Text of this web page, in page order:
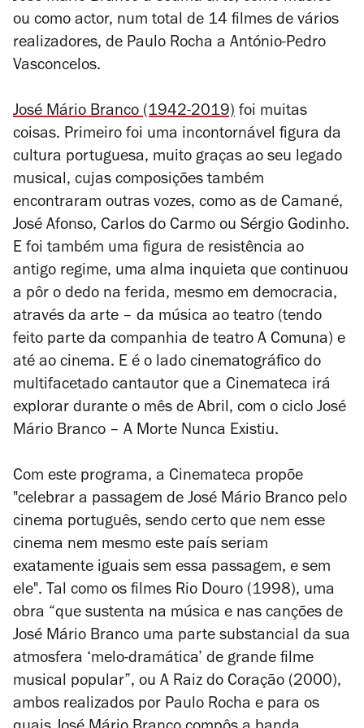
ou como actor, num total de 14 filmes de vários
realizadores, de Paulo Rocha a António-Pedro
Vasconcelos.
José Mário Branco (1942-2019) foi muitas
coisas. Primeiro foi uma incontornável figura da
cultura portuguesa, muito graças ao seu legado
musical, cujas composições também
encontraram outras vozes, como as de Camané,
José Afonso, Carlos do Carmo ou Sérgio Godinho.
E foi também uma figura de resistência ao
antigo regime, uma alma inquieta que continuou
a pôr o dedo na ferida, mesmo em democracia,
através da arte – da música ao teatro (tendo
feito parte da companhia de teatro A Comuna) e
até ao cinema. E é o lado cinematográfico do
multifacetado cantautor que a Cinemateca irá
explorar durante o mês de Abril, com o ciclo José
Mário Branco – A Morte Nunca Existiu.
Com este programa, a Cinemateca propõe
"celebrar a passagem de José Mário Branco pelo
cinema português, sendo certo que nem esse
cinema nem mesmo este país seriam
exatamente iguais sem essa passagem, e sem
ele". Tal como os filmes Rio Douro (1998), uma
obra “que sustenta na música e nas canções de
José Mário Branco uma parte substancial da sua
atmosfera ‘melo-dramática’ de grande filme
musical popular”, ou A Raiz do Coração (2000),
ambos realizados por Paulo Rocha e para os